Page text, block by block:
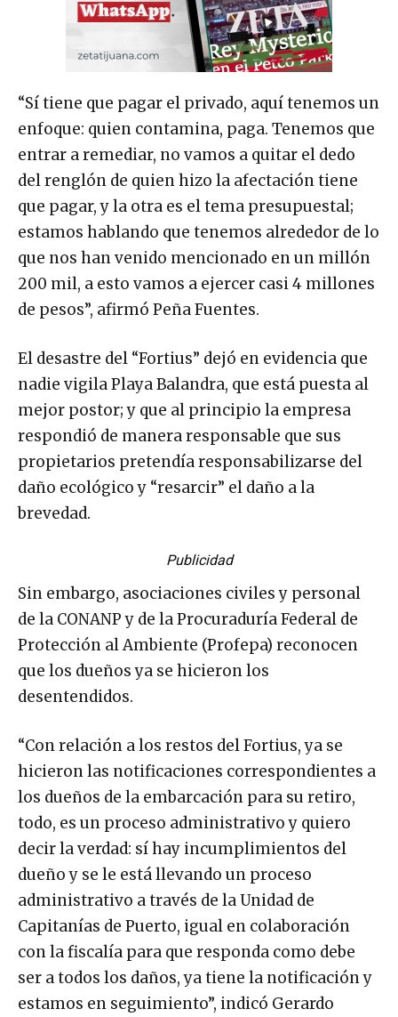
“Sí tiene que pagar el privado, aquí tenemos un
enfoque: quien contamina, paga. Tenemos que
entrar a remediar, no vamos a quitar el dedo
del renglón de quien hizo la afectación tiene
que pagar, y la otra es el tema presupuestal;
estamos hablando que tenemos alrededor de lo
que nos han venido mencionado en un millón
200 mil, a esto vamos a ejercer casi 4 millones
de pesos”, afirmó Peña Fuentes.
El desastre del “Fortius” dejó en evidencia que
nadie vigila Playa Balandra, que está puesta al
mejor postor; y que al principio la empresa
respondió de manera responsable que sus
propietarios pretendía responsabilizarse del
daño ecológico y “resarcir” el daño a la
brevedad.
Publicidad
Sin embargo, asociaciones civiles y personal
de la CONANP y de la Procuraduría Federal de
Protección al Ambiente (Profepa) reconocen
que los dueños ya se hicieron los
desentendidos.
“Con relación a los restos del Fortius, ya se
hicieron las notificaciones correspondientes a
los dueños de la embarcación para su retiro,
todo, es un proceso administrativo y quiero
decir la verdad: sí hay incumplimientos del
dueño y se le está llevando un proceso
administrativo a través de la Unidad de
Capitanías de Puerto, igual en colaboración
con la fiscalía para que responda como debe
ser a todos los daños, ya tiene la notificación y
estamos en seguimiento”, indicó Gerardo